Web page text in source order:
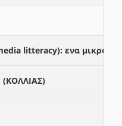
litteracy): ενα μικρο